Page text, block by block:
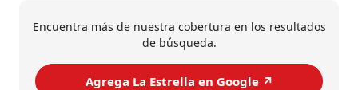
Encuentra más de nuestra cobertura en los resultados
de búsqueda.
Agrega La Estrella en Google ↗️